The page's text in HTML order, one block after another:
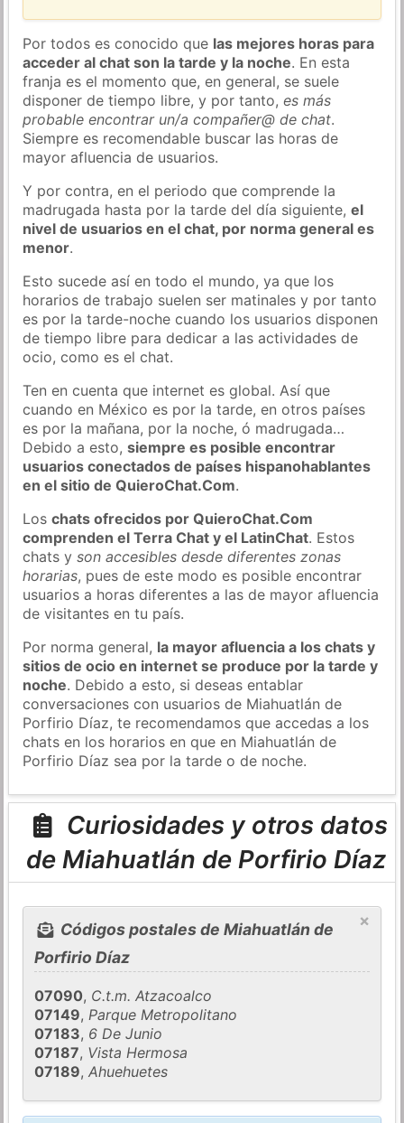
Por todos es conocido que las mejores horas para
acceder al chat son la tarde y la noche. En esta
franja es el momento que, en general, se suele
disponer de tiempo libre, y por tanto,es más
probable encontrar un/a compañer@ de chat.
Siempre es recomendable buscar las horas de
mayor afluencia de usuarios.
Y por contra, en el periodo que comprende la
madrugada hasta por la tarde del día siguiente,el
nivel de usuarios en el chat, por norma general es
menor.
Esto sucede así en todo el mundo, ya que los
horarios de trabajo suelen ser matinales y por tanto
es por la tarde-noche cuando los usuarios disponen
de tiempo libre para dedicar a las actividades de
ocio, como es el chat.
Ten en cuenta que internet es global. Así que
cuando en México es por la tarde, en otros países
es por la mañana, por la noche, ó madrugada…
Debido a esto,siempre es posible encontrar
usuarios conectados de países hispanohablantes
en el sitio de QuieroChat.Com.
Loschats ofrecidos por QuieroChat.Com
comprenden el Terra Chat y el LatinChat. Estos
chats yson accesibles desde diferentes zonas
horarias, pues de este modo es posible encontrar
usuarios a horas diferentes a las de mayor afluencia
de visitantes en tu país.
Por norma general, la mayor afluencia a los chats y
sitios de ocio en internet se produce por la tarde y
noche. Debido a esto, si deseas entablar
conversaciones con usuarios de Miahuatlán de
Porfirio Díaz, te recomendamos que accedas a los
chats en los horarios en que en Miahuatlán de
Porfirio Díaz sea por la tarde o de noche.
Curiosidades y otros datos
de Miahuatlán de Porfirio Díaz
×
Códigos postales de Miahuatlán de
Porfirio Díaz
07090, C.t.m. Atzacoalco
07149,Parque Metropolitano
07183, 6 De Junio
07187, Vista Hermosa
07189,Ahuehuetes